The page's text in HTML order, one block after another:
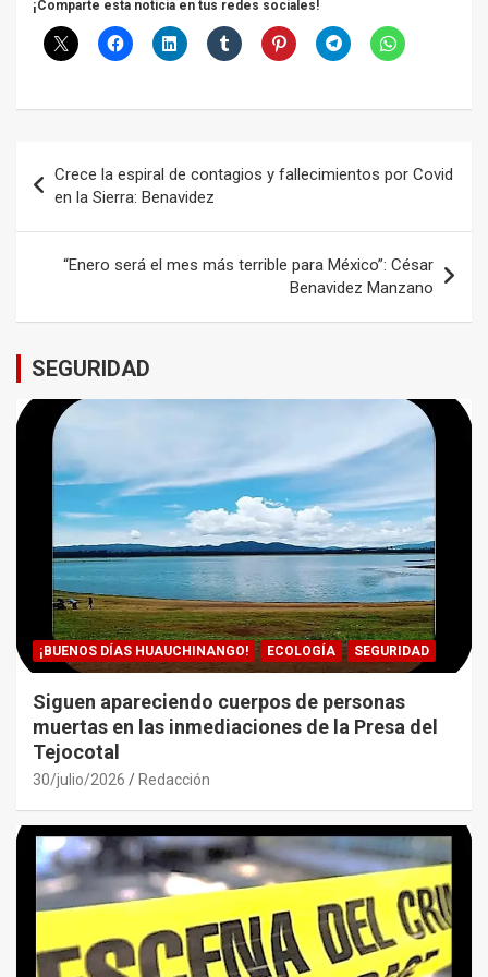
¡Comparte esta noticia en tus redes sociales!
de
entradas
Crece la espiral de contagios y fallecimientos por Covid
en la Sierra: Benavidez
“Enero será el mes más terrible para México”: César
Benavidez Manzano
SEGURIDAD
¡BUENOS DÍAS HUAUCHINANGO! ECOLOGÍA SEGURIDAD
Siguen apareciendo cuerpos de personas
muertas en las inmediaciones de la Presa del
Tejocotal
30/julio/2026 Redacción